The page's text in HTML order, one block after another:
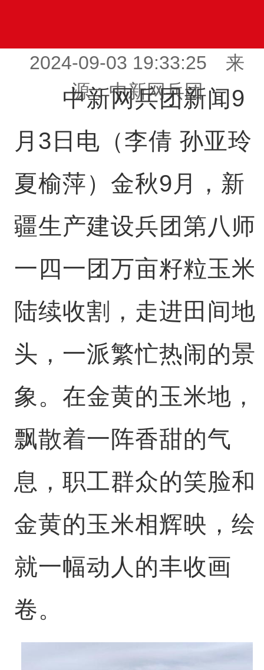
2024-09-03 19:33:25 来
源：中新网兵团
中新网兵团新闻9
月3日电（李倩 孙亚玲
夏榆萍）金秋9月，新
疆生产建设兵团第八师
一四一团万亩籽粒玉米
陆续收割，走进田间地
头，一派繁忙热闹的景
象。在金黄的玉米地，
飘散着一阵香甜的气
息，职工群众的笑脸和
金黄的玉米相辉映，绘
就一幅动人的丰收画
卷。